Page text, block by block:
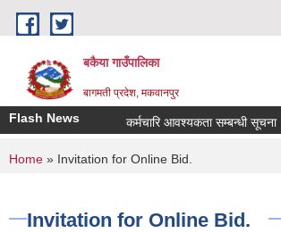
Skip to main content
बकैया गाउँपालिका
बागमती प्रदेश, मकवानपुर
Flash News कर्मचारि आवश्यकता सम्बन्धी सूचना !!!
You are here
Home » Invitation for Online Bid.
Invitation for Online Bid.